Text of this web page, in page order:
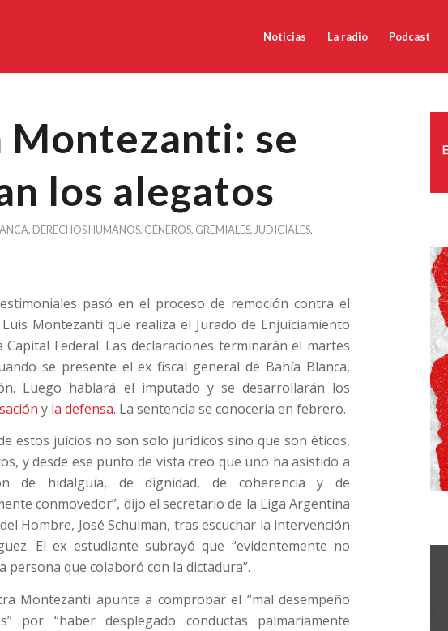
Noticias La radio Podcast
Montezanti: se
los alegatos
, DERECHOS HUMANOS, GÉNEROS, GREMIALES, JUDICIALES,
pasó en el proceso de remoción contra el
Montezanti que realiza el Jurado de Enjuiciamiento
Federal. Las declaraciones terminarán el martes
se presente el ex fiscal general de Bahía Blanca,
Luego hablará el imputado y se desarrollarán los
y la defensa. La sentencia se conocería en febrero.
estos juicios no son solo jurídicos sino que son éticos,
y desde ese punto de vista creo que uno ha asistido a
de hidalguía, de dignidad, de coherencia y de
conmovedor”, dijo el secretario de la Liga Argentina
Hombre, José Schulman, tras escuchar la intervención
El ex estudiante subrayó que “evidentemente no
persona que colaboró con la dictadura”.
Montezanti apunta a comprobar el “mal desempeño
por “haber desplegado conductas palmariamente